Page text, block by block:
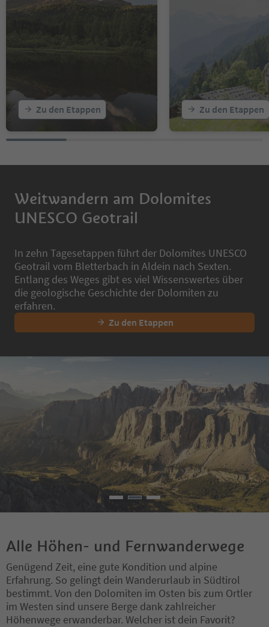
Zu den Etappen Zu den Etappen
Weitwandern am Dolomites
UNESCO Geotrail
In zehn Tagesetappen führt der Dolomites UNESCO
Geotrail vom Bletterbach in Aldein nach Sexten.
Entlang des Weges gibt es viel Wissenswertes über
die geologische Geschichte der Dolomiten zu
erfahren.
Zu den Etappen
Alle Höhen- und Fernwanderwege
Genügend Zeit, eine gute Kondition und alpine
Erfahrung. So gelingt dein Wanderurlaub in Südtirol
bestimmt. Von den Dolomiten im Osten bis zum Ortler
im Westen sind unsere Berge dank zahlreicher
Höhenwege erwanderbar. Welcher ist dein Favorit?